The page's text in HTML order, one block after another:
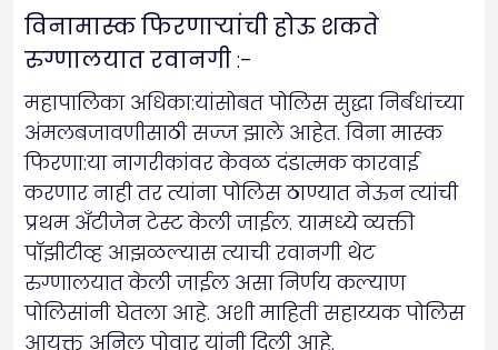
विनामास्क फिरणाऱ्यांची होऊ शकते
रुग्णालयात रवानगी:-
महापालिका अधिका:यांसोबत पोलिस सुद्धा निर्बंधांच्या
अंमलबजावणीसाठी सज्ज झाले आहेत. विना मास्क
फिरणा:या नागरीकांवर केवळ दंडात्मक कारवाई
करणार नाही तर त्यांना पोलिस ठाण्यात नेऊन त्यांची
प्रथम अँटीजेन टेस्ट केली जाईल. यामध्ये व्यक्ती
पॉझीटीव्ह आझळल्यास त्याची रवानगी थेट
रुग्णालयात केली जाईल असा निर्णय कल्याण
पोलिसांनी घेतला आहे. अशी माहिती सहाय्यक पोलिस
आयुक्त अनिल पोवार यांनी दिली आहे.